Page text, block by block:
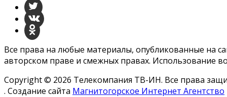
Все права на любые материалы, опубликованные на
авторском праве и смежных правах. Использование
Copyright © 2026 Телекомпания ТВ-ИН. Все права
. Создание сайта Магнитогорское Интернет Агентство